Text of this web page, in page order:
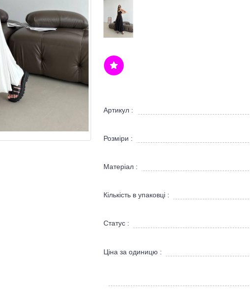
Артикул :
Розміри :
Матеріал :
Кількість в упаковці :
Статус :
Ціна за одиницю :